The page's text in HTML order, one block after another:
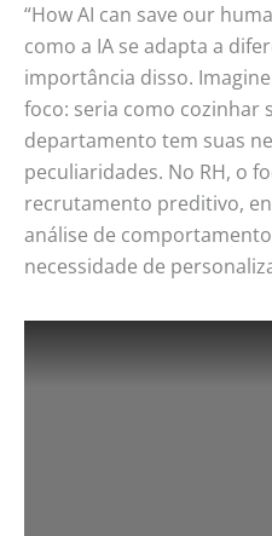
“How AI can save our
como a IA se adapta a
importância disso.
foco: seria como cozinhar
departamento tem suas
peculiaridades. No RH, o
recrutamento preditivo,
análise de
necessidade de